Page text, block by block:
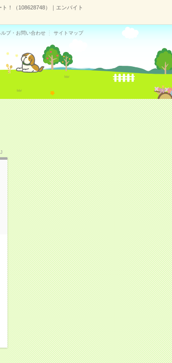
！（108628748）｜エンバイト
ルプ・お問い合わせ サイトマップ